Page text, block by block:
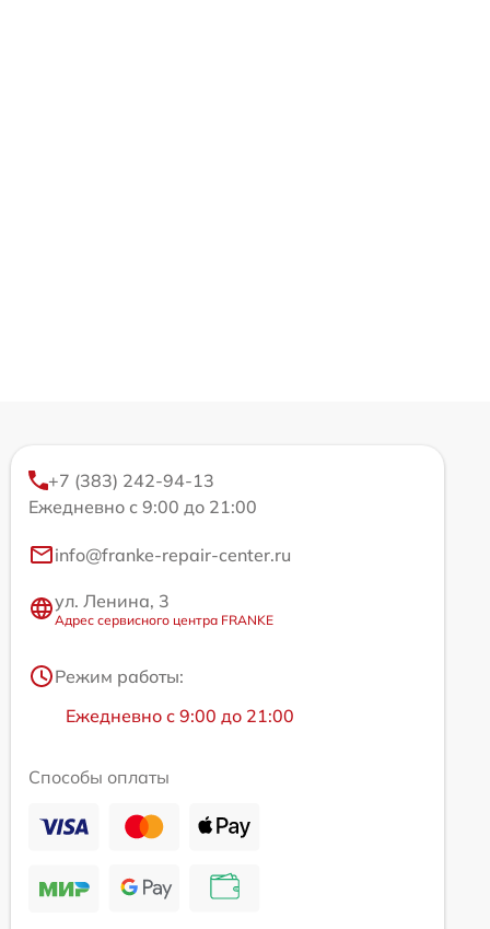
+7 (383) 242-94-13
Ежедневно с 9:00 до 21:00
info@franke-repair-center.ru
ул. Ленина, 3
Адрес сервисного центра FRANKE
Режим работы:
Ежедневно с 9:00 до 21:00
Способы оплаты